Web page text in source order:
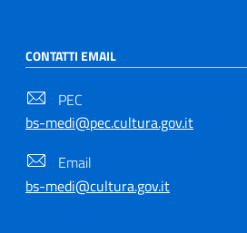
CONTATTI EMAIL
PEC
bs-medi@pec.cultura.gov.it
Email
bs-medi@cultura.gov.it